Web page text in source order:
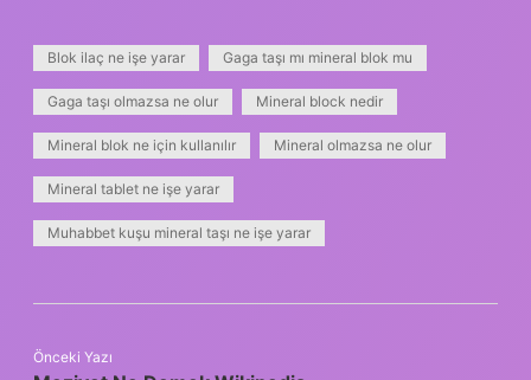
Blok ilaç ne işe yarar Gaga taşı mı mineral blok mu
Gaga taşı olmazsa ne olur Mineral block nedir
Mineral blok ne için kullanılır Mineral olmazsa ne olur
Mineral tablet ne işe yarar
Muhabbet kuşu mineral taşı ne işe yarar
Önceki Yazı